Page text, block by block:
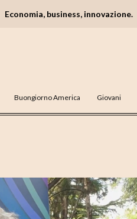
Economia, business, innovazione.
Buongiorno America Giovani